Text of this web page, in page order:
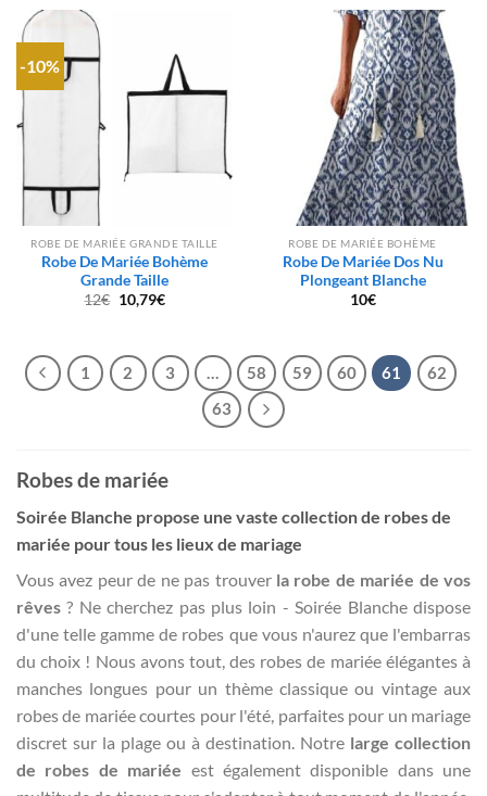
-10%
ROBE DE MARIÉE GRANDE TAILLE
Robe De Mariée Bohème
Grande Taille
12€ Le
prix
12€.
10,79€Le
10,79€.
ROBE DE MARIÉE BOHÈME
Robe De Mariée Dos Nu
Plongeant Blanche
10€
1 2 3 58 59 60 61
62
63
Robes de mariée
Soirée Blanche propose une vaste collection de robes de
mariée pour tous les lieux de mariage
Vous avez peur de ne pas trouver la robe de mariée de vos
rêves ? Ne cherchez pas plus loin - Soirée Blanche dispose
d'une telle gamme de robes que vous n'aurez que l'embarras
du choix ! Nous avons tout, des robes de mariée élégantes à
manches longues pour un thème classique ou vintage aux
robes de mariée courtes pour l'été, parfaites pour un mariage
discret sur la plage ou à destination. Notre large collection
de robes de mariée est également disponible dans une